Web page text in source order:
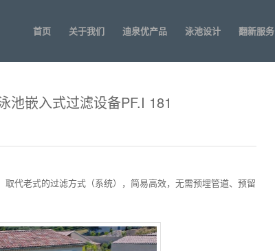
首页 关于我们 迪泉优产品 泳池设计 翻新服务
池嵌入式过滤设备PF.I 181
代老式的过滤方式（系统），简易高效，无需预埋管道、预留